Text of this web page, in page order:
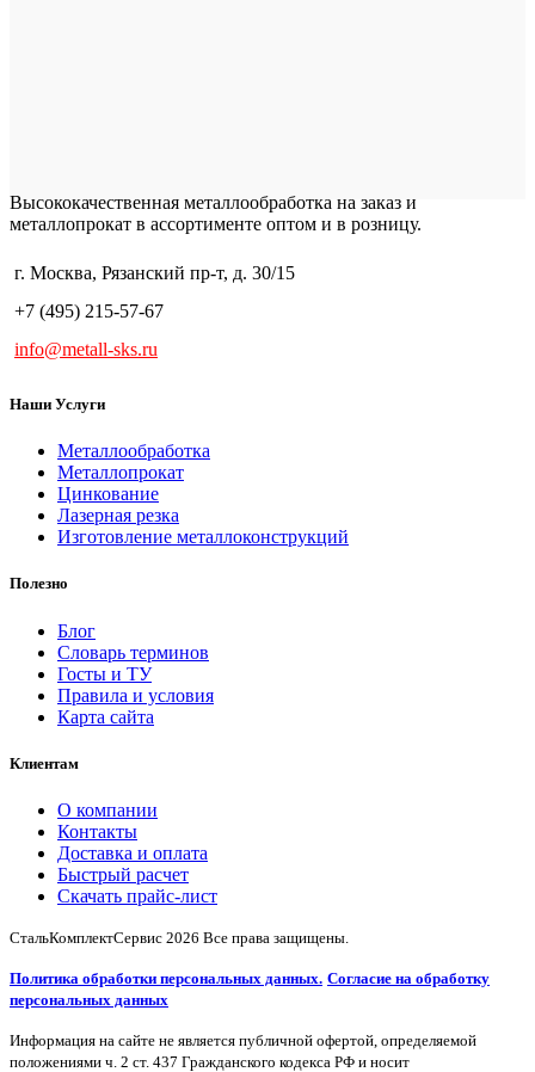
Высококачественная металлообработка на заказ и
металлопрокат в ассортименте оптом и в розницу.
г. Москва, Рязанский пр-т, д. 30/15
+7 (495) 215-57-67
info@metall-sks.ru
Наши Услуги
Металлообработка
Металлопрокат
Цинкование
Лазерная резка
Изготовление металлоконструкций
Полезно
Блог
Словарь терминов
Госты и ТУ
Правила и условия
Карта сайта
Клиентам
О компании
Контакты
Доставка и оплата
Быстрый расчет
Скачать прайс-лист
СтальКомплектСервис 2026 Все права защищены.
Политика обработки персональных данных. Согласие на обработку
персональных данных
Информация на сайте не является публичной офертой, определяемой
положениями ч. 2 ст. 437 Гражданского кодекса РФ и носит